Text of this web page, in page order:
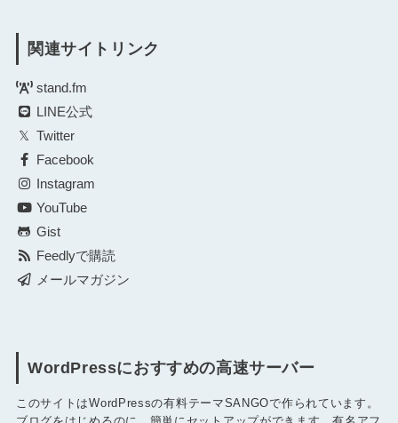
関連サイトリンク
stand.fm
LINE公式
Twitter
Facebook
Instagram
YouTube
Gist
Feedlyで購読
メールマガジン
WordPressにおすすめの高速サーバー
このサイトはWordPressの有料テーマSANGOで作られています。